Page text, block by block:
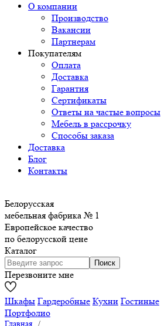
О компании
Производство
Вакансии
Партнерам
Покупателям
Оплата
Доставка
Гарантия
Сертификаты
Ответы на частые вопросы
Мебель в рассрочку
Способы заказа
Доставка
Блог
Контакты
Белорусская
мебельная фабрика № 1
Европейское качество
по белорусской цене
Каталог
Перезвоните мне
Шкафы Гардеробные Кухни Гостиные
Портфолио
Главная /